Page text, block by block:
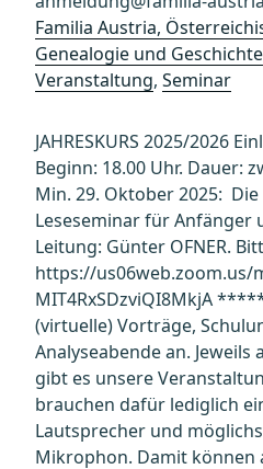
Familia Austria,
Genealogie und Geschichte
Veranstaltung, Seminar
JAHRESKURS 2025/2026
Beginn: 18.00 Uhr. Dauer:
Min. 29. Oktober 2025:
Leseseminar für Anfänger
Leitung: Günter OFNER.
https://us06web.zoom.us/
MIT4RxSDzviQI8MkjA
(virtuelle) Vorträge,
Analyseabende an. Jeweils
gibt es unsere
brauchen dafür lediglich
Lautsprecher und
Mikrophon. Damit können